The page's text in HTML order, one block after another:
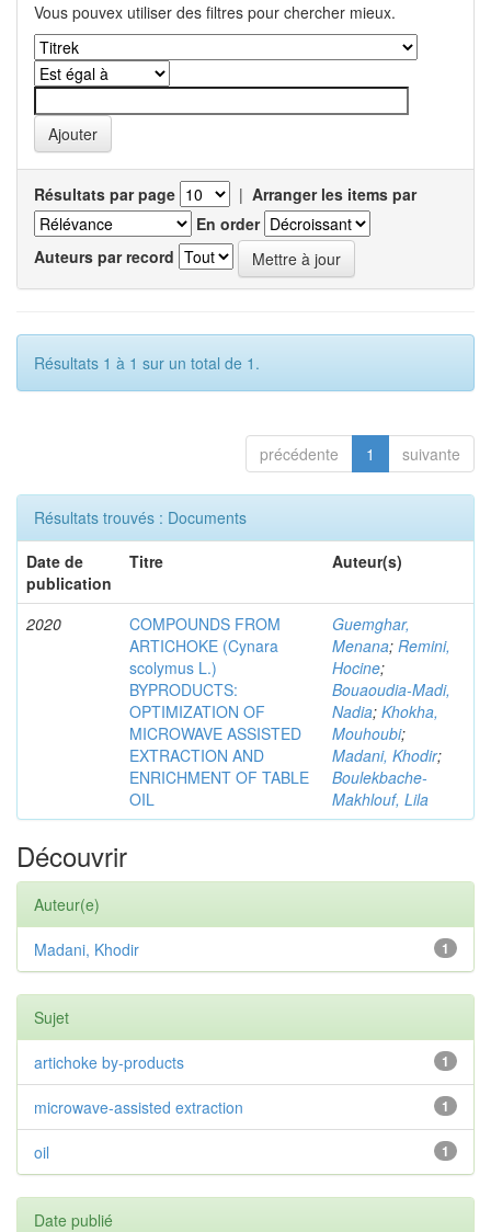
Vous pouvex utiliser des filtres pour chercher mieux.
Résultats par page | Arranger les items par
En order
Auteurs par record
Résultats 1 à 1 sur un total de 1.
précédente 1 suivante
Résultats trouvés : Documents
Date de
publication
Titre Auteur(s)
2020
COMPOUNDS FROM
ARTICHOKE (Cynara
scolymus L.)
BYPRODUCTS:
OPTIMIZATION OF
MICROWAVE ASSISTED
EXTRACTION AND
ENRICHMENT OF TABLE
OIL
Guemghar,
Menana; Remini,
Hocine;
Bouaoudia-Madi,
Nadia; Khokha,
Mouhoubi;
Madani, Khodir;
Boulekbache-
Makhlouf, Lila
Découvrir
Auteur(e)
1
Madani, Khodir
Sujet
1
artichoke by-products
1
microwave-assisted extraction
1
oil
Date publié